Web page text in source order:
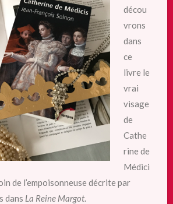
décou
vrons
dans
ce
livre le
vrai
visage
de
Cathe
rine de
Médici
de l’empoisonneuse décrite par
dans La Reine Margot.